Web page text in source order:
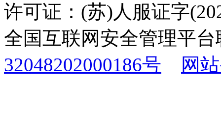
许可证：(苏)人服证字
全国互联网安全管理平
32048202000186号
网